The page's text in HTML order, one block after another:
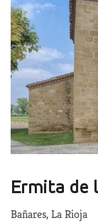
Ermita de
Bañares, La Rioja